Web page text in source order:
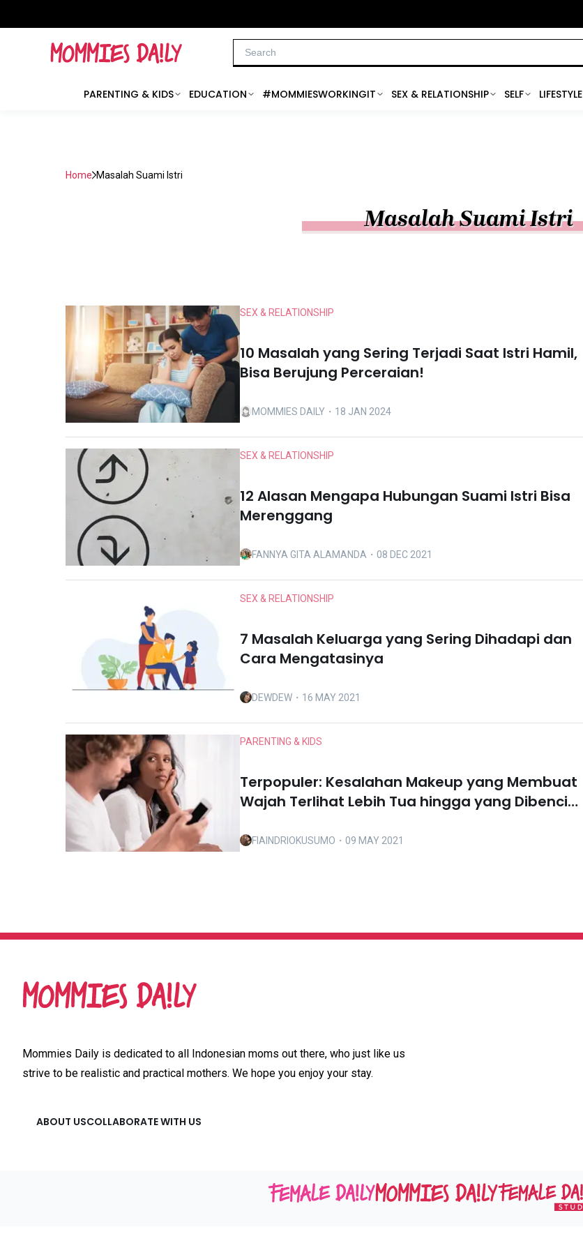
PARENTING & KIDS EDUCATION #MOMMIESWORKINGIT SEX & RELATIONSHIP SELF LIFESTYLE
Home Masalah Suami Istri
Masalah Suami Istri
SEX & RELATIONSHIP
10 Masalah yang Sering Terjadi Saat Istri Hamil,
Bisa Berujung Perceraian!
MOMMIES DAILY ・18 JAN 2024
SEX & RELATIONSHIP
12 Alasan Mengapa Hubungan Suami Istri Bisa
Merenggang
FANNYA GITA ALAMANDA ・08 DEC 2021
SEX & RELATIONSHIP
7 Masalah Keluarga yang Sering Dihadapi dan
Cara Mengatasinya
DEWDEW ・16 MAY 2021
PARENTING & KIDS
Terpopuler: Kesalahan Makeup yang Membuat
Wajah Terlihat Lebih Tua hingga yang Dibenci
FIAINDRIOKUSUMO ・09 MAY 2021
Mommies Daily is dedicated to all Indonesian moms out there, who just like us
strive to be realistic and practical mothers. We hope you enjoy your stay.
ABOUT USCOLLABORATE WITH US